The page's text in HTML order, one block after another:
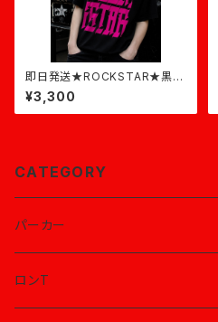
即日発送★ROCKSTAR★黒×
ピンク
¥3,300
CATEGORY
パーカー
ロンT